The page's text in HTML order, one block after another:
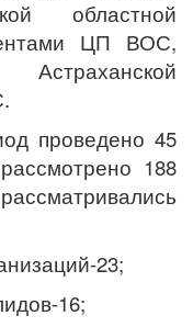
областной
ЦП ВОС,
45
188
23;
16;